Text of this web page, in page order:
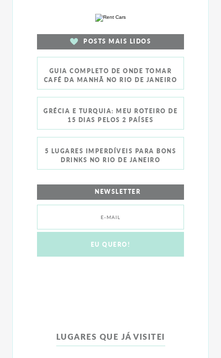
POSTS MAIS LIDOS
GUIA COMPLETO DE ONDE TOMAR
CAFÉ DA MANHÃ NO RIO DE JANEIRO
GRÉCIA E TURQUIA: MEU ROTEIRO DE
15 DIAS PELOS 2 PAÍSES
5 LUGARES IMPERDÍVEIS PARA BONS
DRINKS NO RIO DE JANEIRO
NEWSLETTER
LUGARES QUE JÁ VISITEI